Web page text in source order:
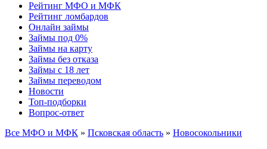
Рейтинг МФО и МФК
Рейтинг ломбардов
Онлайн займы
Займы под 0%
Займы на карту
Займы без отказа
Займы с 18 лет
Займы переводом
Новости
Топ-подборки
Вопрос-ответ
Все МФО и МФК » Псковская область » Новосокольники